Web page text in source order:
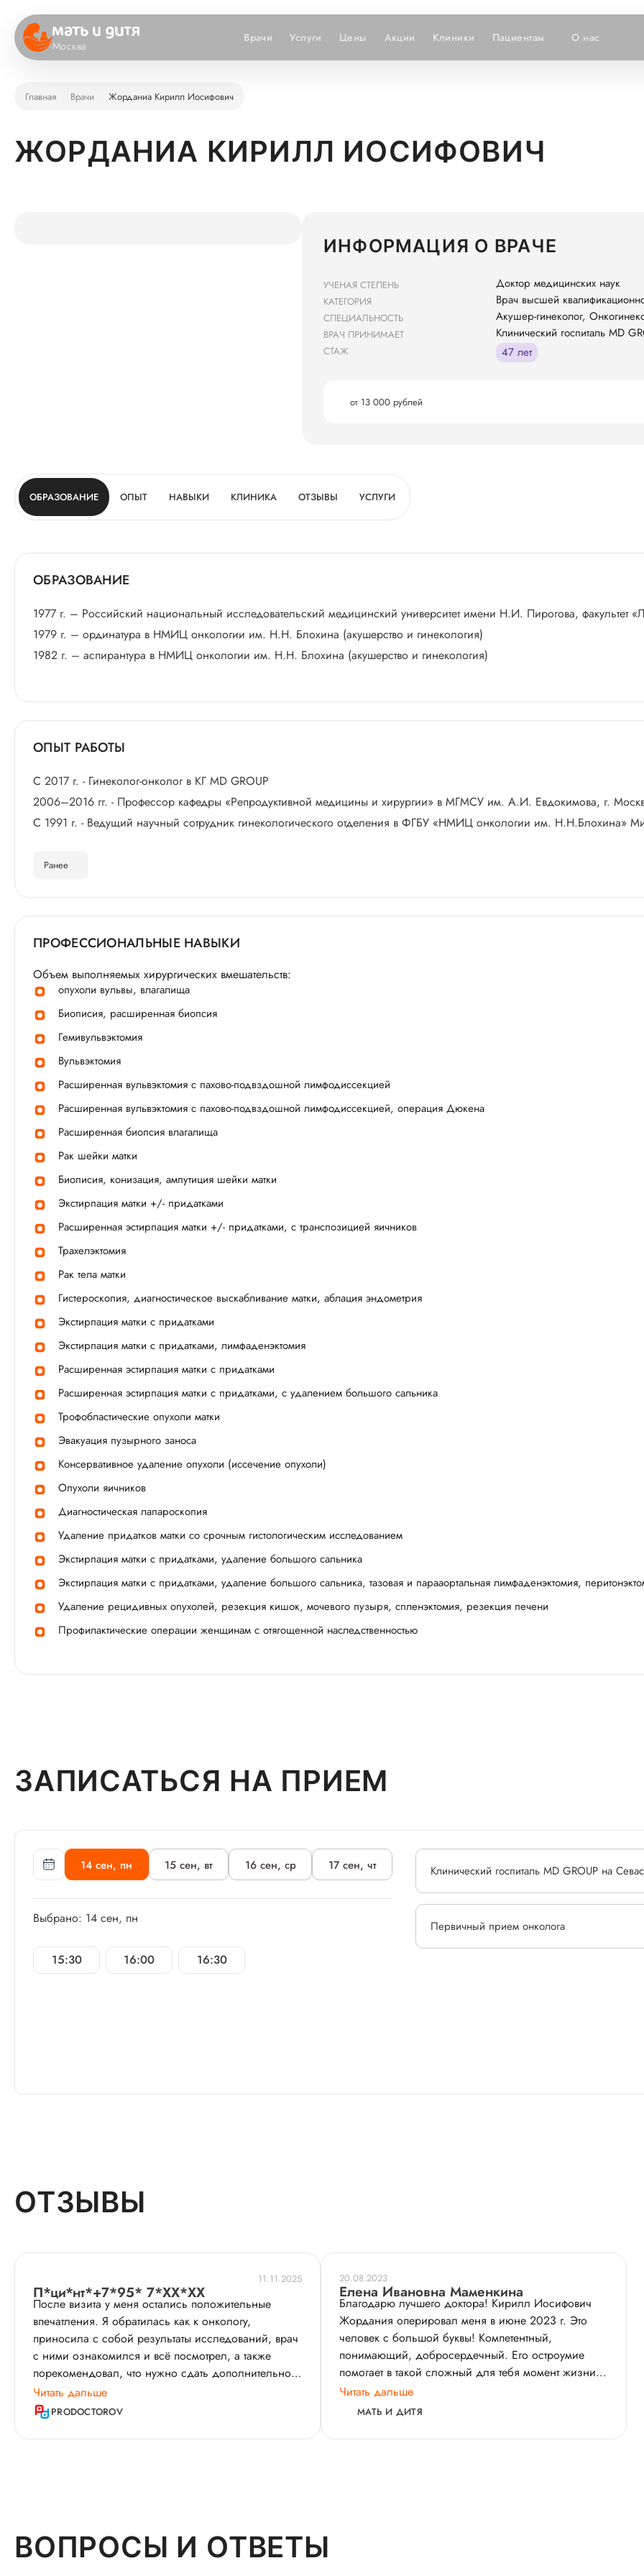
Москва
Врачи Услуги Цены Акции Клиники Пациентам О нас
Главная Врачи Жорданиа Кирилл Иосифович
ЖОРДАНИА КИРИЛЛ ИОСИФОВИЧ
ИНФОРМАЦИЯ О ВРАЧЕ
УЧЕНАЯ СТЕПЕНЬ Доктор медицинских наук
КАТЕГОРИЯ Врач высшей
СПЕЦИАЛЬНОСТЬ Акушер-гинеколог,
ВРАЧ ПРИНИМАЕТ Клинический госпиталь MD
СТАЖ 47 лет
от 13 000 рублей
ОБРАЗОВАНИЕ ОПЫТ НАВЫКИ КЛИНИКА ОТЗЫВЫ УСЛУГИ
ОБРАЗОВАНИЕ
1977 г. – Российский национальный исследовательский медицинский университет имени Н.И. Пирогова, факультет
1979 г. – ординатура в НМИЦ онкологии им. Н.Н. Блохина (акушерство и гинекология)
1982 г. – аспирантура в НМИЦ онкологии им. Н.Н. Блохина (акушерство и гинекология)
ОПЫТ РАБОТЫ
С 2017 г. - Гинеколог-онколог в КГ MD GROUP
2006–2016 гг. - Профессор кафедры «Репродуктивной медицины и хирургии» в МГМСУ им. А.И. Евдокимова, г.
С 1991 г. - Ведущий научный сотрудник гинекологического отделения в ФГБУ «НМИЦ онкологии им. Н.Н.Блохина»
Ранее
ПРОФЕССИОНАЛЬНЫЕ НАВЫКИ
Объем выполняемых хирургических вмешательств:
опухоли вульвы, влагалища
Биописия, расширенная биопсия
Гемивульвэктомия
Вульвэктомия
Расширенная вульвэктомия с пахово-подвздошной лимфодиссекцией
Расширенная вульвэктомия с пахово-подвздошной лимфодиссекцией, операция Дюкена
Расширенная биопсия влагалища
Рак шейки матки
Биописия, конизация, ампутиция шейки матки
Экстирпация матки +/- придатками
Расширенная эстирпация матки +/- придатками, с транспозицией яичников
Трахелэктомия
Рак тела матки
Гистероскопия, диагностическое выскабливание матки, аблация эндометрия
Экстирпация матки с придатками
Экстирпация матки с придатками, лимфаденэктомия
Расширенная эстирпация матки с придатками
Расширенная эстирпация матки с придатками, с удалением большого сальника
Трофобластические опухоли матки
Эвакуация пузырного заноса
Консервативное удаление опухоли (иссечение опухоли)
Опухоли яичников
Диагностическая лапароскопия
Удаление придатков матки со срочным гистологическим исследованием
Экстирпация матки с придатками, удаление большого сальника
Экстирпация матки с придатками, удаление большого сальника, тазовая и парааортальная лимфаденэктомия,
Удаление рецидивных опухолей, резекция кишок, мочевого пузыря, спленэктомия, резекция печени
Профилактические операции женщинам с отягощенной наследственностью
ЗАПИСАТЬСЯ НА ПРИЕМ
14 сен, пн 15 сен, вт 16 сен, ср 17 сен, чт
Выбрано: 14 сен, пн
15:30 16:00 16:30
Клинический госпиталь MD GROUP на
Первичный прием онколога
ОТЗЫВЫ
11.11.2025
П*ци*нт*+7*95* 7*XX*XX
После визита у меня остались положительные
впечатления. Я обратилась как к онкологу,
приносила с собой результаты исследований, врач
с ними ознакомился и всё посмотрел, а также
порекомендовал, что нужно сдать дополнительно.
Кирилл Иосифович доносил информацию
простыми словами, и использовал в разговоре
медицинские термины, он всё понятно и доступно
объяснял. Приём начался вовремя и длился
пациентам. Он рекомендовал повторное
посещение, я планирую прийти. Как мне кажется,
Читать дальше
PRODOCTOROV
20.08.2023
Елена Ивановна Маменкина
Благодарю лучшего доктора! Кирилл Иосифович
Жордания оперировал меня в июне 2023 г. Это
человек с большой буквы! Компетентный,
понимающий, добросердечный. Его остроумие
помогает в такой сложный для тебя момент жизни.
Его присутствие рядом бодрит, вселяет уверенность,
что все будет хорошо. Спасибо, Кирилл
пациентка Елена Ивановна Маменкина.
Читать дальше
МАТЬ И ДИТЯ
ВОПРОСЫ И ОТВЕТЫ